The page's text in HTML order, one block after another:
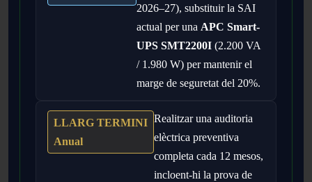
2026–27), substituir la SAI
actual per una APC Smart-
UPS SMT2200I (2.200 VA
/ 1.980 W) per mantenir el
marge de seguretat del 20%.
LLARG TERMINI
Anual
Realitzar una auditoria
elèctrica preventiva
completa cada 12 mesos,
incloent-hi la prova de